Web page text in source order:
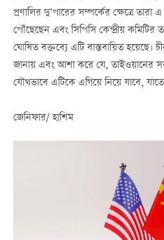
প্রণালির দু’পারের সম্পর্কের ক্ষেত্রে
পৌঁছেছেন এবং সিপিসি কেন্দ্রীয়
ঘোষিত বক্তব্যে এটি বাস্তবায়িত হয়েছে।
জানায় এবং আশা করে যে, তাইওয়ানের
যৌথভাবে এটিকে এগিয়ে নিয়ে যাবে,
জেনিফার/ হাশিম